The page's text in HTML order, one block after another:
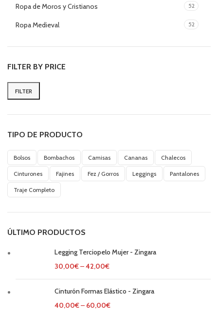
Ropa de Moros y Cristianos 52
Ropa Medieval 52
FILTER BY PRICE
Min
Max
FILTER
TIPO DE PRODUCTO
Bolsos Bombachos Camisas Cananas Chalecos
Cinturones Fajines Fez / Gorros Leggings Pantalones
Traje Completo
ÚLTIMO PRODUCTOS
Legging Terciopelo Mujer - Zingara
30,00€–42,00€
Cinturón Formas Elástico - Zingara
40,00€– 60,00€